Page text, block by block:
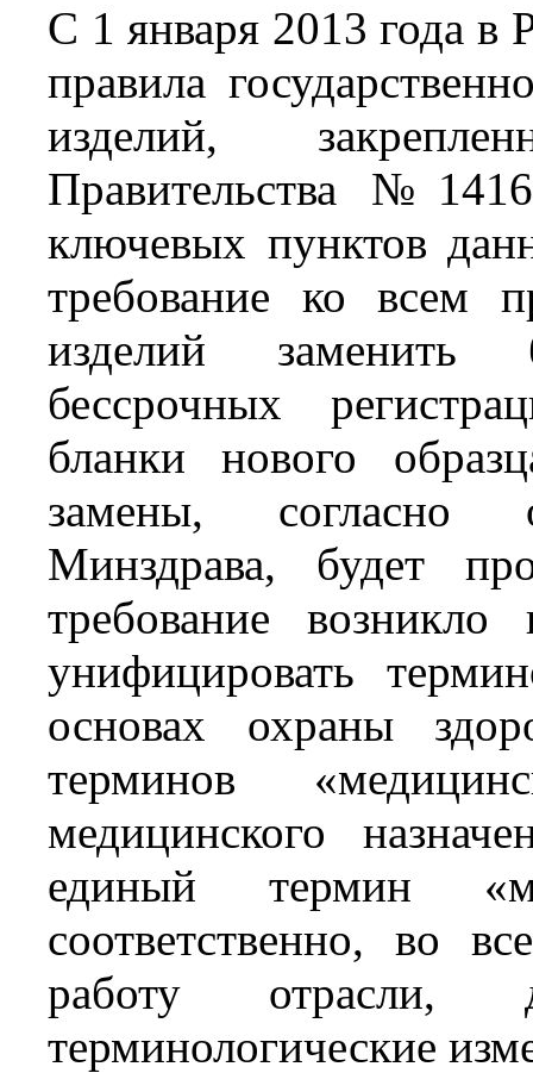
С 1 января 2013 года в
правила
изделий,
Правительства
ключевых пунктов
требование ко всем
изделий заменить
бессрочных
бланки нового
замены, согласно
Минздрава, будет
требование
унифицировать
основах охраны
терминов
медицинского
единый термин
соответственно, во
работу отрасли,
терминологические